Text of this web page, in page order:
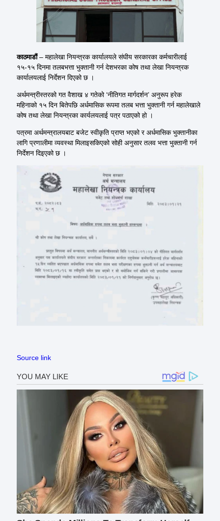
काठमाडौं– महालेखा नियन्त्रक कार्यालयले संघीय सरकारका कर्मचारीलाई
१५-१५ दिनमा तलबभत्ता भुक्तानी गर्न देशभरका कोष तथा लेखा नियन्त्रक
कार्यालयलाई निर्देशन दिएको छ ।
अर्थमन्त्रीस्तरको गत वैशाख ४ गतेको ‘नीतिगत मार्गदर्शन’ अनुरूप हरेक
महिनाको १५ दिन बितेपछि अर्धमासिक रूपमा तलब भत्ता भुक्तानी गर्न महालेखाले
कोष तथा लेखा नियन्त्रका कार्यलयलाई पत्र पठाएको हो ।
पत्रमा अर्थमन्त्रालयबाट बजेट स्वीकृति प्राप्त भएको र अर्धमासिक भुक्तानीका
लागि प्रणालीमा व्यवस्था मिलाइसकिएको सोही अनुसार तलव भत्ता भुक्तानी गर्न
निर्देशन दिइएको छ ।
Source link